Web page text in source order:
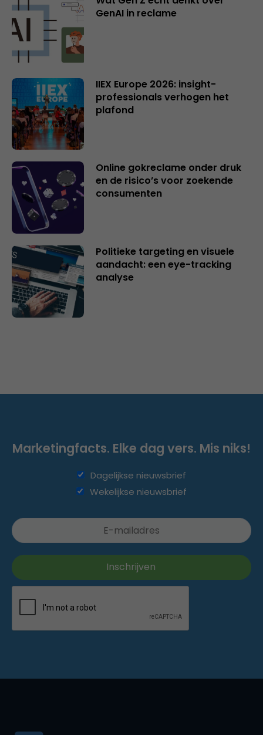
GenAI in reclame
IIEX Europe 2026: insight-
professionals verhogen het
plafond
Online gokreclame onder druk
en de risico’s voor zoekende
consumenten
Politieke targeting en visuele
aandacht: een eye-tracking
analyse
Marketingfacts. Elke dag vers. Mis niks!
Dagelijkse nieuwsbrief
Wekelijkse nieuwsbrief